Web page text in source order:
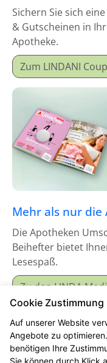
Sichern Sie sich
& Gutscheinen in
Apotheke.
Zum LINDANI
Mehr als nur die
Die Apotheken
Beihefter bietet
Lesespaß.
Zu den LINDA
Cookie Zustimmung
Auf unserer Website
Angebote zu
benötigen Ihre
Sie können durch Klick